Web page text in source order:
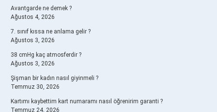
Avantgarde ne demek ?
Ağustos 4, 2026
7. sınıf kıssa ne anlama gelir ?
Ağustos 3, 2026
38 cmHg kaç atmosferdir ?
Ağustos 3, 2026
Şişman bir kadın nasıl giyinmeli ?
Temmuz 30, 2026
Kartımı kaybettim kart numaramı nasıl öğrenirim garanti ?
Temmuz 24, 2026